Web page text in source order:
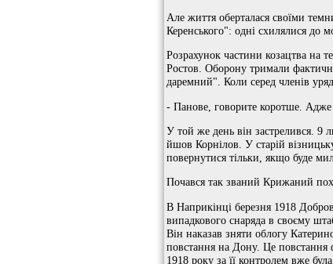
Але життя оберталася своїми
Керенського": одні схилялися до
Розрахунок частини козацтва на
Ростов. Оборону тримали
даремний". Коли серед членів
- Панове, говорите коротше. Адже
У той же день він застрелився. 9
йшов Корнілов. У старій
повернутися тільки, якщо буде
Почався так званий Крижаний
В Наприкінці березня 1918
випадкового снаряда в своєму
Він наказав зняти облогу
повстання на Дону. Це повстання
1918 року за її контролем вже